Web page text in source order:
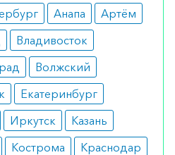
Анапа
Артём
Владивосток
Волжский
Екатеринбург
Иркутск
Казань
Кострома
Краснодар